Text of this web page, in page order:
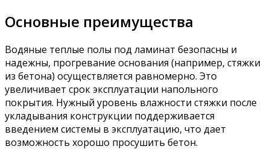
Основные преимущества
Водяные теплые полы под ламинат безопасны и
надежны, прогревание основания (например, стяжки
из бетона) осуществляется равномерно. Это
увеличивает срок эксплуатации напольного
покрытия. Нужный уровень влажности стяжки после
укладывания конструкции поддерживается
введением системы в эксплуатацию, что дает
возможность хорошо просушить бетон.